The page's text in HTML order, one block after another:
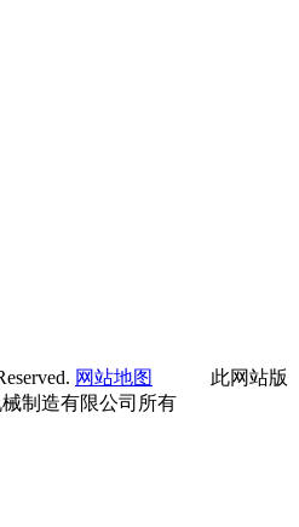
网站地图
此网站版
制造有限公司所有